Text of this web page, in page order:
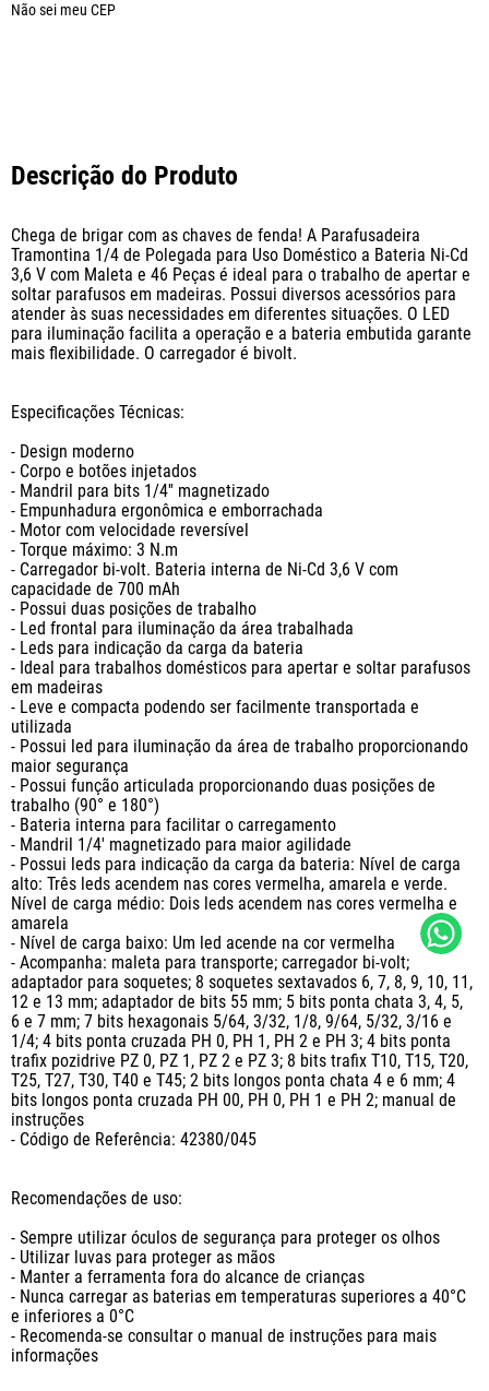
Não sei meu CEP
Descrição do Produto
Chega de brigar com as chaves de fenda! A Parafusadeira
Tramontina 1/4 de Polegada para Uso Doméstico a Bateria Ni-Cd
3,6 V com Maleta e 46 Peças é ideal para o trabalho de apertar e
soltar parafusos em madeiras. Possui diversos acessórios para
atender às suas necessidades em diferentes situações. O LED
para iluminação facilita a operação e a bateria embutida garante
mais flexibilidade. O carregador é bivolt.
Especificações Técnicas:
- Design moderno
- Corpo e botões injetados
- Mandril para bits 1/4'' magnetizado
- Empunhadura ergonômica e emborrachada
- Motor com velocidade reversível
- Torque máximo: 3 N.m
- Carregador bi-volt. Bateria interna de Ni-Cd 3,6 V com
capacidade de 700 mAh
- Possui duas posições de trabalho
- Led frontal para iluminação da área trabalhada
- Leds para indicação da carga da bateria
- Ideal para trabalhos domésticos para apertar e soltar parafusos
em madeiras
- Leve e compacta podendo ser facilmente transportada e
utilizada
- Possui led para iluminação da área de trabalho proporcionando
maior segurança
- Possui função articulada proporcionando duas posições de
trabalho (90° e 180°)
- Bateria interna para facilitar o carregamento
- Mandril 1/4' magnetizado para maior agilidade
- Possui leds para indicação da carga da bateria: Nível de carga
alto: Três leds acendem nas cores vermelha, amarela e verde.
Nível de carga médio: Dois leds acendem nas cores vermelha e
amarela
- Nível de carga baixo: Um led acende na cor vermelha
- Acompanha: maleta para transporte; carregador bi-volt;
adaptador para soquetes; 8 soquetes sextavados 6, 7, 8, 9, 10, 11,
12 e 13 mm; adaptador de bits 55 mm; 5 bits ponta chata 3, 4, 5,
6 e 7 mm; 7 bits hexagonais 5/64, 3/32, 1/8, 9/64, 5/32, 3/16 e
1/4; 4 bits ponta cruzada PH 0, PH 1, PH 2 e PH 3; 4 bits ponta
trafix pozidrive PZ 0, PZ 1, PZ 2 e PZ 3; 8 bits trafix T10, T15, T20,
T25, T27, T30, T40 e T45; 2 bits longos ponta chata 4 e 6 mm; 4
bits longos ponta cruzada PH 00, PH 0, PH 1 e PH 2; manual de
instruções
- Código de Referência: 42380/045
Recomendações de uso:
- Sempre utilizar óculos de segurança para proteger os olhos
- Utilizar luvas para proteger as mãos
- Manter a ferramenta fora do alcance de crianças
- Nunca carregar as baterias em temperaturas superiores a 40°C
e inferiores a 0°C
- Recomenda-se consultar o manual de instruções para mais
informações